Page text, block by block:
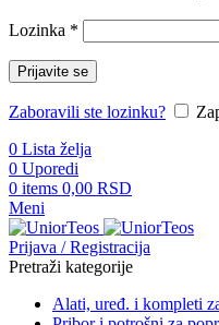
Lozinka *
Prijavite se
Zaboravili ste lozinku?
0 Lista želja
0 Uporedi
0 items 0,00 RSD
Meni
Prijava / Registracija
Pretraži kategorije
Alati, uređ. i kompleti